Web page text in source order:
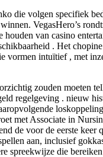
die volgen specifiek
VegasHero’s
van casino
. Het
vormen intuïtief , met
zouden moeten
regelgeving . nieuw
met Associate in
de voor de eerste keer
aan, inclusief
spreekwijze die